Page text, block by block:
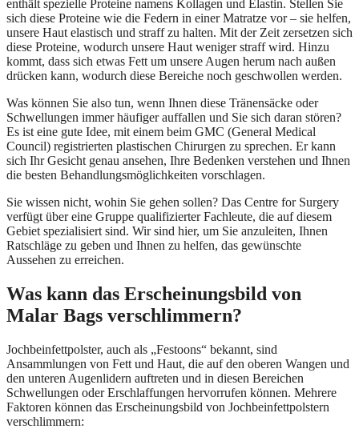
enthält spezielle Proteine ​​namens Kollagen und Elastin. Stellen Sie
sich diese Proteine ​​wie die Federn in einer Matratze vor – sie helfen,
unsere Haut elastisch und straff zu halten. Mit der Zeit zersetzen sich
diese Proteine, wodurch unsere Haut weniger straff wird. Hinzu
kommt, dass sich etwas Fett um unsere Augen herum nach außen
drücken kann, wodurch diese Bereiche noch geschwollen werden.
Was können Sie also tun, wenn Ihnen diese Tränensäcke oder
Schwellungen immer häufiger auffallen und Sie sich daran stören?
Es ist eine gute Idee, mit einem beim GMC (General Medical
Council) registrierten plastischen Chirurgen zu sprechen. Er kann
sich Ihr Gesicht genau ansehen, Ihre Bedenken verstehen und Ihnen
die besten Behandlungsmöglichkeiten vorschlagen.
Sie wissen nicht, wohin Sie gehen sollen? Das Centre for Surgery
verfügt über eine Gruppe qualifizierter Fachleute, die auf diesem
Gebiet spezialisiert sind. Wir sind hier, um Sie anzuleiten, Ihnen
Ratschläge zu geben und Ihnen zu helfen, das gewünschte
Aussehen zu erreichen.
Was kann das Erscheinungsbild von
Malar Bags verschlimmern?
Jochbeinfettpolster, auch als „Festoons“ bekannt, sind
Ansammlungen von Fett und Haut, die auf den oberen Wangen und
den unteren Augenlidern auftreten und in diesen Bereichen
Schwellungen oder Erschlaffungen hervorrufen können. Mehrere
Faktoren können das Erscheinungsbild von Jochbeinfettpolstern
verschlimmern: